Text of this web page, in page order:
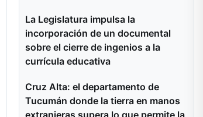
La Legislatura impulsa la
incorporación de un documental
sobre el cierre de ingenios a la
currícula educativa
Cruz Alta: el departamento de
Tucumán donde la tierra en manos
extranjeras supera lo que permite la